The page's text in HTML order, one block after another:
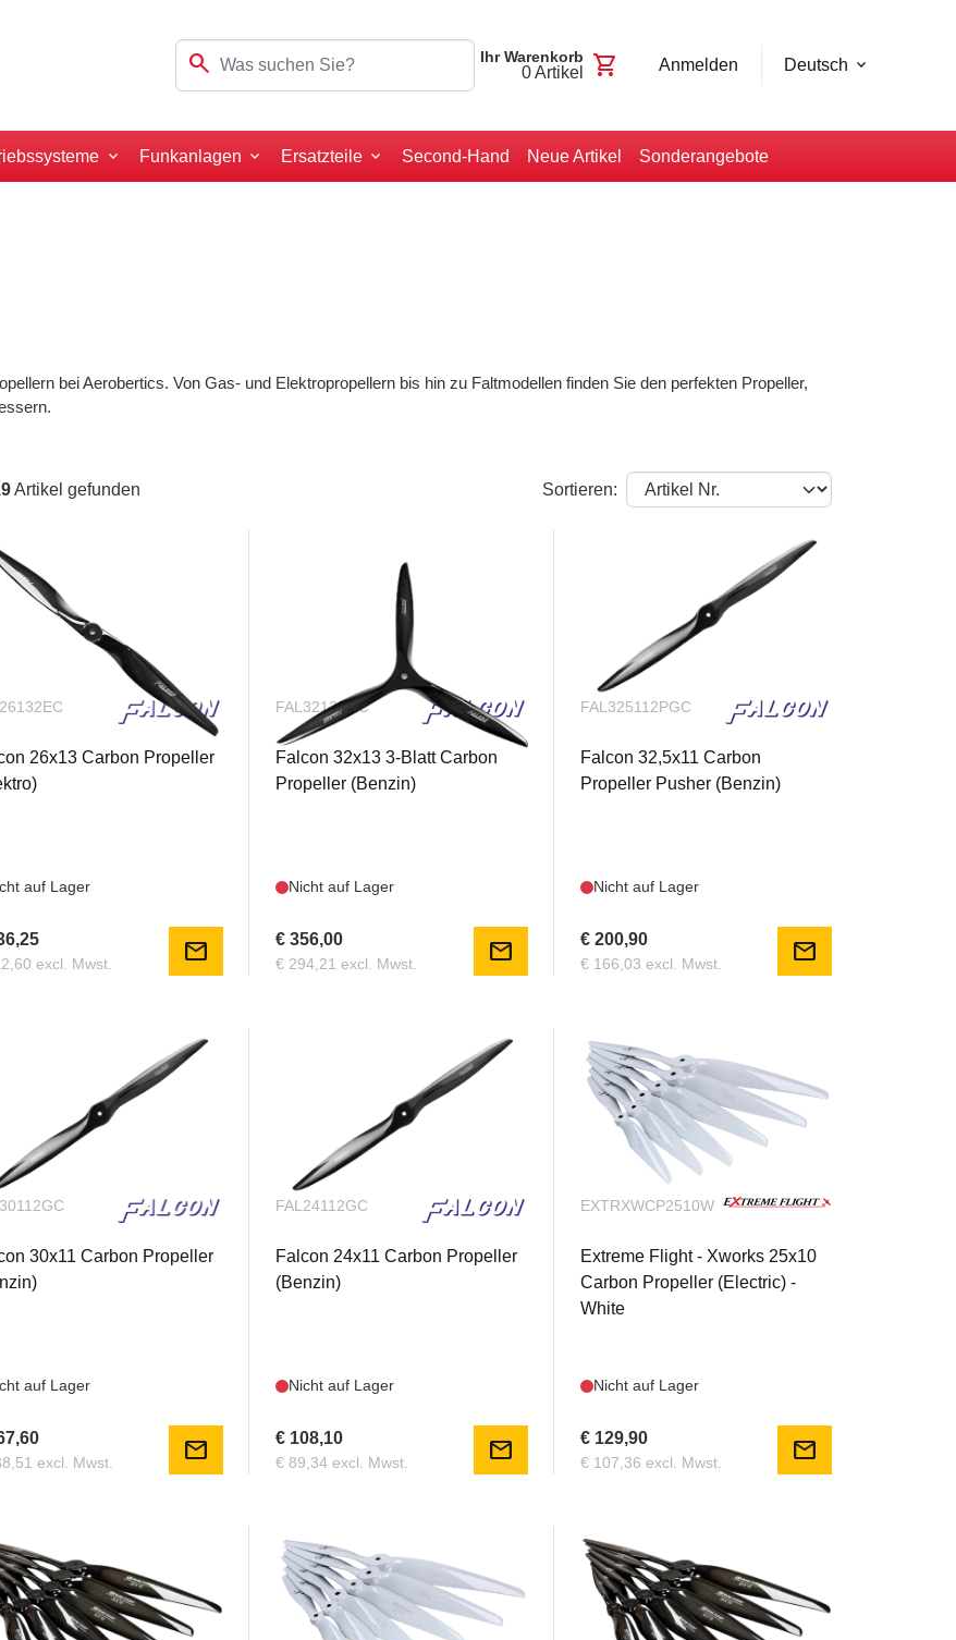
search Ihr Warenkorb
0Artikel shopping_cart Anmelden Deutsch
Funkanlagen Ersatzteile Second-Hand Neue Artikel Sonderangebote
bei Aerobertics. Von Gas- und Elektropropellern bis hin zu Faltmodellen finden Sie den perfekten Propeller,
Artikel gefunden Sortieren:
26x13 Carbon Propeller
auf Lager
excl. Mwst. mail
FAL32133GC
Falcon 32x13 3-Blatt Carbon
Propeller (Benzin)
Nicht auf Lager
€ 356,00
€ 294,21 excl. Mwst. mail
FAL325112PGC
Falcon 32,5x11 Carbon
Propeller Pusher (Benzin)
Nicht auf Lager
€ 200,90
€ 166,03 excl. Mwst. mail
30x11 Carbon Propeller
auf Lager
excl. Mwst. mail
FAL24112GC
Falcon 24x11 Carbon Propeller
(Benzin)
Nicht auf Lager
€ 108,10
€ 89,34 excl. Mwst. mail
EXTRXWCP2510W
Extreme Flight - Xworks 25x10
Carbon Propeller (Electric) -
White
Nicht auf Lager
€ 129,90
€ 107,36 excl. Mwst. mail